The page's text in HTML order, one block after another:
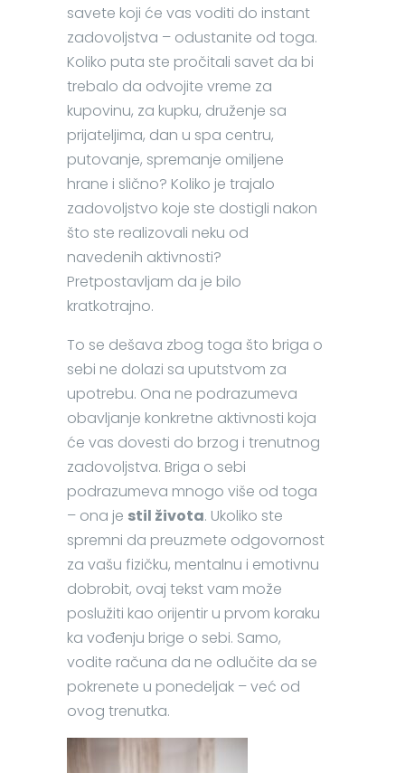
savete koji će vas voditi do instant
zadovoljstva – odustanite od toga.
Koliko puta ste pročitali savet da bi
trebalo da odvojite vreme za
kupovinu, za kupku, druženje sa
prijateljima, dan u spa centru,
putovanje, spremanje omiljene
hrane i slično? Koliko je trajalo
zadovoljstvo koje ste dostigli nakon
što ste realizovali neku od
navedenih aktivnosti?
Pretpostavljam da je bilo
kratkotrajno.
To se dešava zbog toga što briga o
sebi ne dolazi sa uputstvom za
upotrebu. Ona ne podrazumeva
obavljanje konkretne aktivnosti koja
će vas dovesti do brzog i trenutnog
zadovoljstva. Briga o sebi
podrazumeva mnogo više od toga
– ona je stil života. Ukoliko ste
spremni da preuzmete odgovornost
za vašu fizičku, mentalnu i emotivnu
dobrobit, ovaj tekst vam može
poslužiti kao orijentir u prvom koraku
ka vođenju brige o sebi. Samo,
vodite računa da ne odlučite da se
pokrenete u ponedeljak – već od
ovog trenutka.